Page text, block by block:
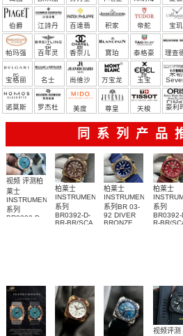
伯爵 江詩丹
頓
百達翡
麗
积家 帝舵 宝玑
帕玛强
尼
百年灵 香奈儿 寶珀 泰格豪
雅
理查
米勒
宝格丽 名士 尚维沙 万宝龙 玉宝
诺莫斯
罗杰杜 美度 尊皇 天梭 豪利
同系列产品
视频 评测柏
莱士
INSTRUMENTS
系列
BR0392-D-
柏莱士
INSTRUMENTS
系列
BR0392-D-
BR-BR/SCA
柏莱士
INSTRUMENTS
系列BR 03-
92 DIVER
BRONZE
柏莱士
系列
BR0392-
R-BR/
视频评测